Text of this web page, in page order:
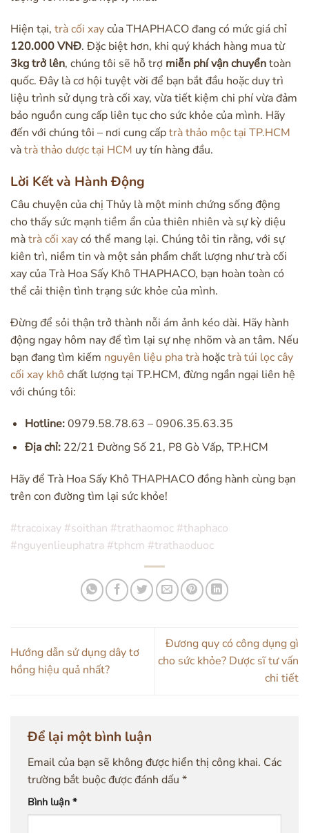
Hiện tại, trà cối xaycủa THAPHACO đang có mức giá chỉ
120.000 VNĐ. Đặc biệt hơn, khi quý khách hàng mua từ
3kg trở lên, chúng tôi sẽ hỗ trợ miễn phí vận chuyểntoàn
quốc. Đây là cơ hội tuyệt vời để bạn bắt đầu hoặc duy trì
liệu trình sử dụng trà cối xay, vừa tiết kiệm chi phí vừa đảm
bảo nguồn cung cấp liên tục cho sức khỏe của mình. Hãy
đến với chúng tôi – nơi cung cấptrà thảo mộc tại TP.HCM
vàtrà thảo dược tại HCM uy tín hàng đầu.
Lời Kết và Hành Động
Câu chuyện của chị Thủy là một minh chứng sống động
cho thấy sức mạnh tiềm ẩn của thiên nhiên và sự kỳ diệu
màtrà cối xaycó thể mang lại. Chúng tôi tin rằng, với sự
kiên trì, niềm tin và một sản phẩm chất lượng như trà cối
xay của Trà Hoa Sấy Khô THAPHACO, bạn hoàn toàn có
thể cải thiện tình trạng sức khỏe của mình.
Đừng để sỏi thận trở thành nỗi ám ảnh kéo dài. Hãy hành
động ngay hôm nay để tìm lại sự nhẹ nhõm và an tâm. Nếu
bạn đang tìm kiếm nguyên liệu pha trà hoặctrà túi lọc cây
cối xay khô chất lượng tại TP.HCM, đừng ngần ngại liên hệ
với chúng tôi:
Hotline:0979.58.78.63 – 0906.35.63.35
Địa chỉ:22/21 Đường Số 21, P8 Gò Vấp, TP.HCM
Hãy để Trà Hoa Sấy Khô THAPHACO đồng hành cùng bạn
trên con đường tìm lại sức khỏe!
#tracoixay #soithan #trathaomoc #thaphaco
#nguyenlieuphatra #tphcm #trathaoduoc
Hướng dẫn sử dụng dây tơ
hồng hiệu quả nhất?
Đương quy có công dụng gì
cho sức khỏe? Dược sĩ tư vấn
chi tiết
Để lại một bình luận
Email của bạn sẽ không được hiển thị công khai. Các
trường bắt buộc được đánh dấu *
Bình luận *